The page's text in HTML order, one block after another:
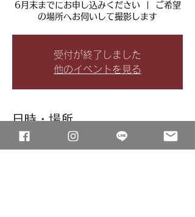
6月末までにお申し込みください
ご希望
の場所へお伺いして撮影します
受付が終了しました
他のイベントを見る
日時・場所
6月末までにお申し込みください